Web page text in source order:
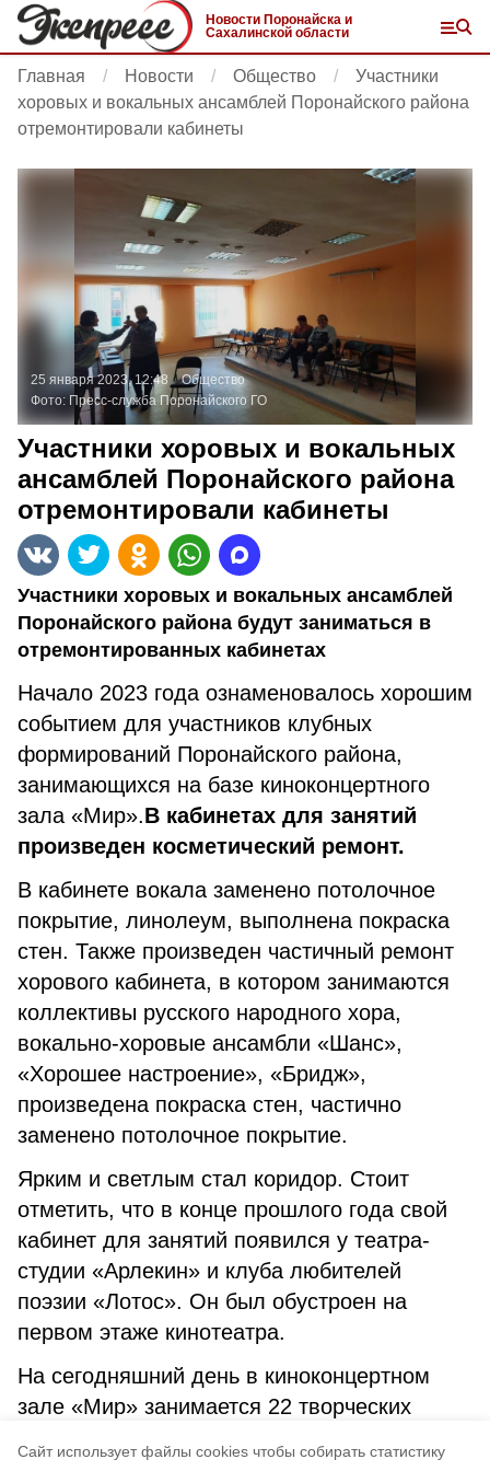
Cайт использует файлы cookies чтобы собирать статистику
Новости Поронайска и
Сахалинской области
Главная Новости Общество
Участники
хоровых и вокальных ансамблей Поронайского района
отремонтировали кабинеты
25 января 2023, 12:48
Общество
Фото: Пресс-служба Поронайского ГО
Участники хоровых и вокальных
ансамблей Поронайского района
отремонтировали кабинеты
Участники хоровых и вокальных ансамблей
Поронайского района будут заниматься в
отремонтированных кабинетах
Начало 2023 года ознаменовалось хорошим
событием для участников клубных
формирований Поронайского района,
занимающихся на базе киноконцертного
зала «Мир».В кабинетах для занятий
произведен косметический ремонт.
В кабинете вокала заменено потолочное
покрытие, линолеум, выполнена покраска
стен. Также произведен частичный ремонт
хорового кабинета, в котором занимаются
коллективы русского народного хора,
вокально-хоровые ансамбли «Шанс»,
«Хорошее настроение», «Бридж»,
произведена покраска стен, частично
заменено потолочное покрытие.
Ярким и светлым стал коридор. Стоит
отметить, что в конце прошлого года свой
кабинет для занятий появился у театра-
студии «Арлекин» и клуба любителей
поэзии «Лотос». Он был обустроен на
первом этаже кинотеатра.
На сегодняшний день в киноконцертном
зале «Мир» занимается 22 творческих